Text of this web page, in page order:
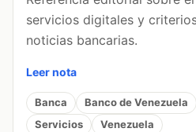
servicios digitales y
noticias bancarias.
Leer nota
Banca Banco de Venezuela
Servicios
Venezuela